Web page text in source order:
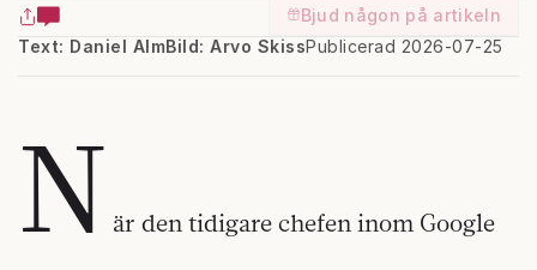
Bjud någon på artikeln
Text: Daniel Alm
Publicerad 2026-07-25
Bild: Arvo Skiss
N är den tidigare chefen inom Google